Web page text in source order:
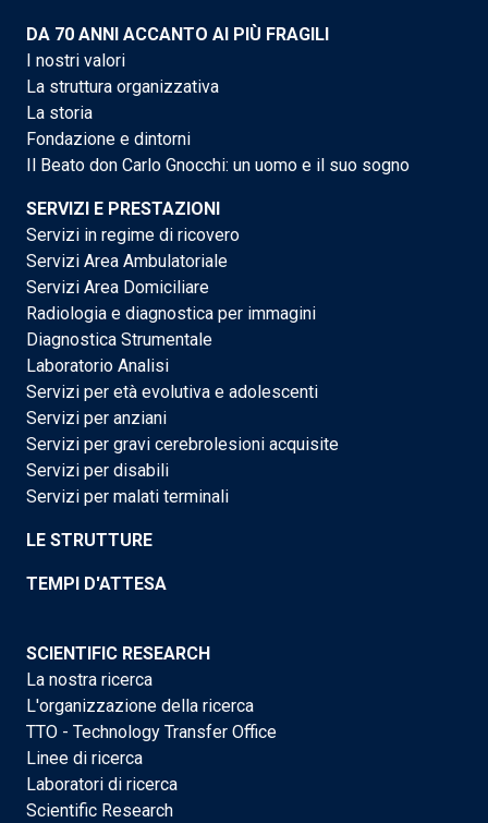
DA 70 ANNI ACCANTO AI PIÙ FRAGILI
I nostri valori
La struttura organizzativa
La storia
Fondazione e dintorni
Il Beato don Carlo Gnocchi: un uomo e il suo sogno
SERVIZI E PRESTAZIONI
Servizi in regime di ricovero
Servizi Area Ambulatoriale
Servizi Area Domiciliare
Radiologia e diagnostica per immagini
Diagnostica Strumentale
Laboratorio Analisi
Servizi per età evolutiva e adolescenti
Servizi per anziani
Servizi per gravi cerebrolesioni acquisite
Servizi per disabili
Servizi per malati terminali
LE STRUTTURE
TEMPI D'ATTESA
SCIENTIFIC RESEARCH
La nostra ricerca
L'organizzazione della ricerca
TTO - Technology Transfer Office
Linee di ricerca
Laboratori di ricerca
Scientific Research